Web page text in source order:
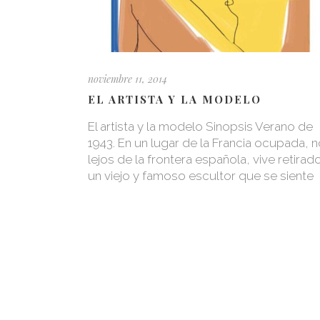
noviembre 11, 2014
EL ARTISTA Y LA MODELO
El artista y la modelo Sinopsis Verano de
1943. En un lugar de la Francia ocupada,
lejos de la frontera española, vive
un viejo y famoso escultor que se siente